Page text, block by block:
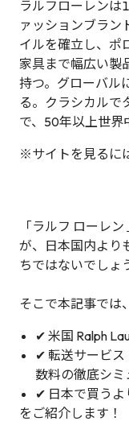
ラルフローレンは
ァッションブラン
イルを確立し、ポ
家具まで幅広い製
持つ。グローバル
る。クラシカルで
で、50年以上世界
※サイトを見るに
「ラルフ ローレ
が、日本国内より
ちではないでしょ
そこで本記事では、
✔ 米国 Ralph
✔ 転送サービス
数料の徹底シミ
✔ 日本で買うよ
をご紹介します！